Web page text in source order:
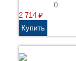
0
2 714 ₽